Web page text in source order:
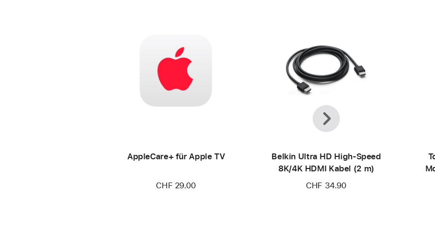
AppleCare+ für Apple TV
CHF 29.00
Belkin Ultra HD High-Speed
8K/4K HDMI Kabel (2 m)
CHF 34.90
Zurück
Weiter